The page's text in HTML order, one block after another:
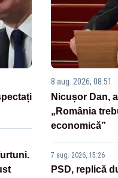
8 aug. 2026, 08:51
Nicușor Dan,
„România
economică”
7 aug. 2026, 15:26
PSD, replică